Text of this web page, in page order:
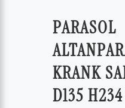
PARASOL
KRANK
D135